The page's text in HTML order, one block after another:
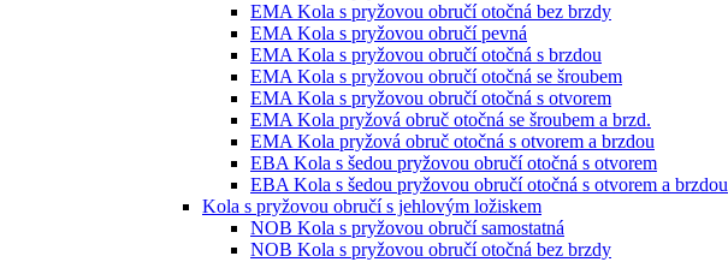
EMA Kola s pryžovou obručí otočná bez brzdy
EMA Kola s pryžovou obručí pevná
EMA Kola s pryžovou obručí otočná s brzdou
EMA Kola s pryžovou obručí otočná se šroubem
EMA Kola s pryžovou obručí otočná s otvorem
EMA Kola pryžová obruč otočná se šroubem a brzd.
EMA Kola pryžová obruč otočná s otvorem a brzdou
EBA Kola s šedou pryžovou obručí otočná s otvorem
EBA Kola s šedou pryžovou obručí otočná s otvorem a brzdou
Kola s pryžovou obručí s jehlovým ložiskem
NOB Kola s pryžovou obručí samostatná
NOB Kola s pryžovou obručí otočná bez brzdy